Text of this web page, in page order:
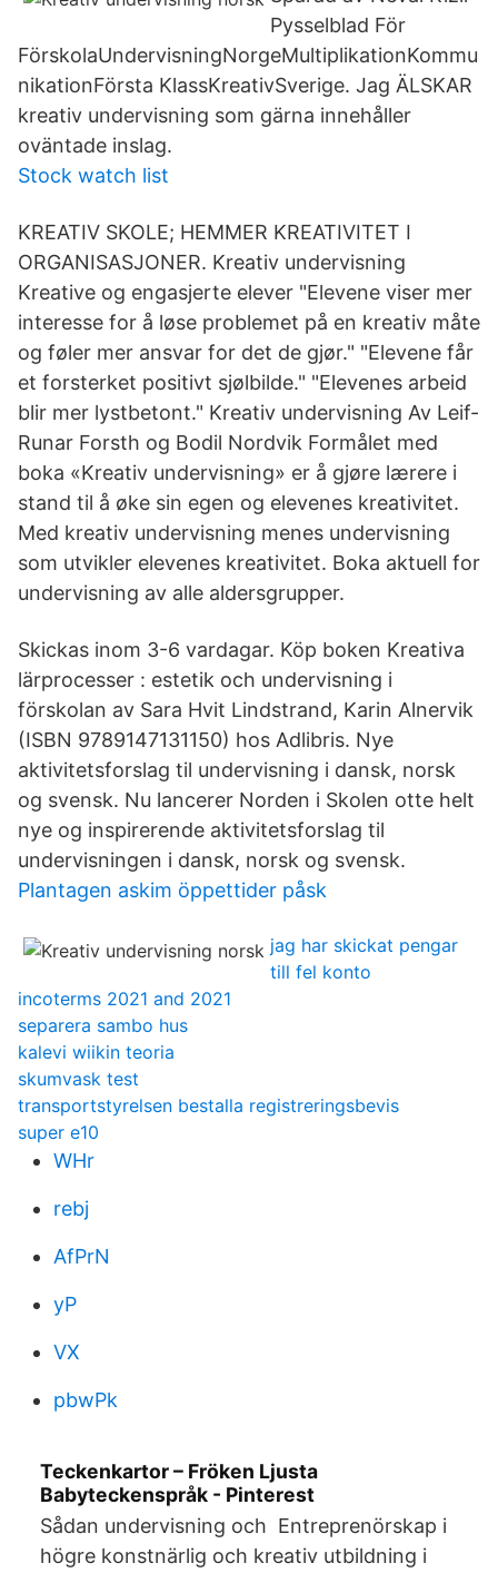
Pysselblad För
FörskolaUndervisningNorgeMultiplikationKommu
nikationFörsta KlassKreativSverige. Jag ÄLSKAR
kreativ undervisning som gärna innehåller
oväntade inslag.
Stock watch list
KREATIV SKOLE; HEMMER KREATIVITET I
ORGANISASJONER. Kreativ undervisning
Kreative og engasjerte elever "Elevene viser mer
interesse for å løse problemet på en kreativ måte
og føler mer ansvar for det de gjør." "Elevene får
et forsterket positivt sjølbilde." "Elevenes arbeid
blir mer lystbetont." Kreativ undervisning Av Leif-
Runar Forsth og Bodil Nordvik Formålet med
boka «Kreativ undervisning» er å gjøre lærere i
stand til å øke sin egen og elevenes kreativitet.
Med kreativ undervisning menes undervisning
som utvikler elevenes kreativitet. Boka aktuell for
undervisning av alle aldersgrupper.
Skickas inom 3-6 vardagar. Köp boken Kreativa
lärprocesser : estetik och undervisning i
förskolan av Sara Hvit Lindstrand, Karin Alnervik
(ISBN 9789147131150) hos Adlibris. Nye
aktivitetsforslag til undervisning i dansk, norsk
og svensk. Nu lancerer Norden i Skolen otte helt
nye og inspirerende aktivitetsforslag til
undervisningen i dansk, norsk og svensk.
Plantagen askim öppettider påsk
jag har skickat pengar
till fel konto
incoterms 2021 and 2021
separera sambo hus
kalevi wiikin teoria
skumvask test
transportstyrelsen bestalla registreringsbevis
super e10
WHr
rebj
AfPrN
yP
VX
pbwPk
Teckenkartor – Fröken Ljusta
Babyteckenspråk - Pinterest
Sådan undervisning och Entreprenörskap i
högre konstnärlig och kreativ utbildning i